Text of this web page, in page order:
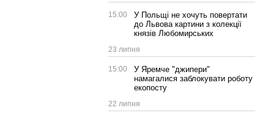
15:00
У Польщі не хочуть повертати
до Львова картини з колекції
князів Любомирських
23 липня
15:00
У Яремче "джипери"
намагалися заблокувати роботу
екопосту
22 липня